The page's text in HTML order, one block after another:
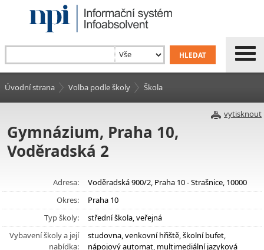
Úvodní strana Volba podle školy Škola
vytisknout
Gymnázium, Praha 10,
Voděradská 2
Adresa:
Voděradská 900/2, Praha 10 - Strašnice, 10000
Okres:
Praha 10
Typ školy:
střední škola, veřejná
Vybavení školy a její
nabídka:
studovna, venkovní hřiště, školní bufet,
nápojový automat, multimediální jazyková